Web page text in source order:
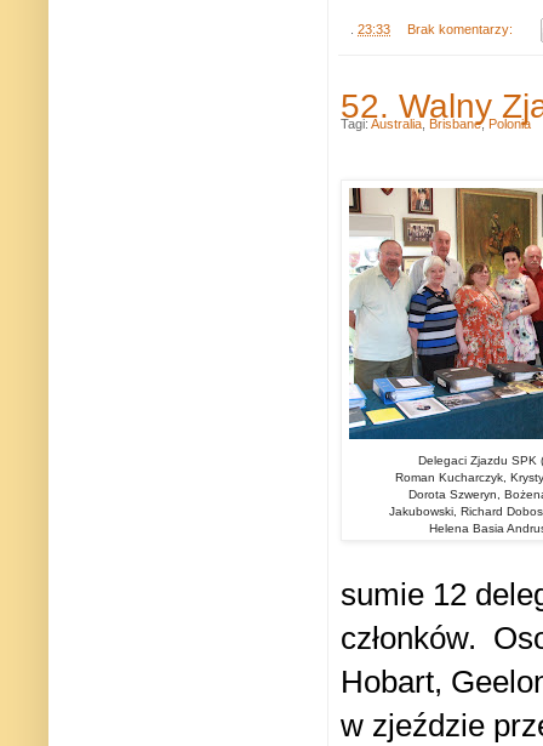
23:33 Brak komentarzy:
52. Walny
Delegaci Zjazdu SPK
Roman Kucharczyk,
Dorota Szweryn,
Jakubowski, Richard
Helena Basia
sumie 12
członków.
Hobart,
w zjeździe
Tagi: Australia Brisbane, Polonia